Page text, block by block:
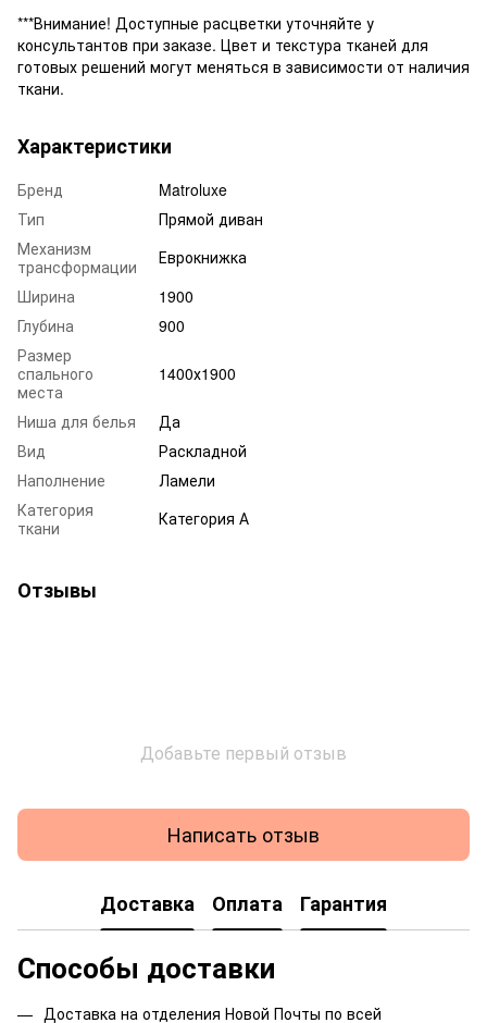
***Внимание! Доступные расцветки уточняйте у
консультантов при заказе. Цвет и текстура тканей для
готовых решений могут меняться в зависимости от наличия
ткани.
Характеристики
Бренд
Matroluxe
Тип
Прямой диван
Механизм
трансформации
Еврокнижка
Ширина
1900
Глубина
900
Размер
спального
места
1400х1900
Ниша для белья
Да
Вид
Раскладной
Наполнение
Ламели
Категория
ткани
Категория А
Отзывы
Добавьте первый отзыв
Написать отзыв
Доставка Оплата Гарантия
Способы доставки
Доставка на отделения Новой Почты по всей